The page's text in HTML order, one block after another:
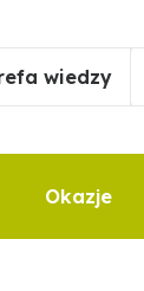
wiedzy
Okazje